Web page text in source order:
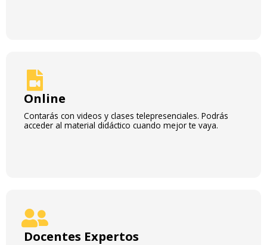
Online
Contarás con videos y clases telepresenciales. Podrás
acceder al material didáctico cuando mejor te vaya.
Docentes Expertos